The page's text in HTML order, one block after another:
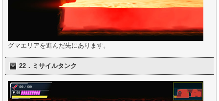
グマエリアを進んだ先にあります。
22．ミサイルタンク